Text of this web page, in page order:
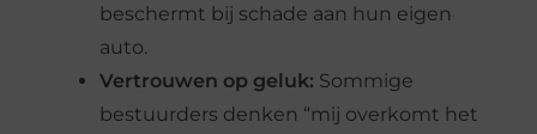
beschermt bij schade aan hun eigen
auto.
Vertrouwen op geluk: Sommige
bestuurders denken “mij overkomt het